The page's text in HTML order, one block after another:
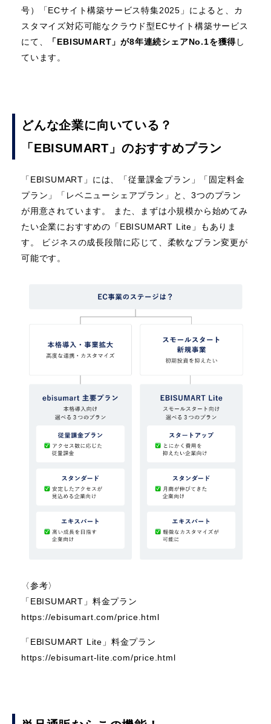
号）「ECサイト構築サービス特集2025」によると、カ
スタマイズ対応可能なクラウド型ECサイト構築サービス
にて、
「EBISUMART」が8年連続シェアNo.1を獲得し
ています。
どんな企業に向いている？
「EBISUMART」のおすすめプラン
「EBISUMART」には、「従量課金プラン」「固定料金
プラン」「レベニューシェアプラン」と、3つのプラン
が用意されています。 また、まずは小規模から始めてみ
たい企業におすすめの「EBISUMART Lite」もありま
す。 ビジネスの成長段階に応じて、柔軟なプラン変更が
可能です。
〈参考〉
「EBISUMART」料金プラン
https://ebisumart.com/price.html
「EBISUMART Lite」料金プラン
https://ebisumart-lite.com/price.html